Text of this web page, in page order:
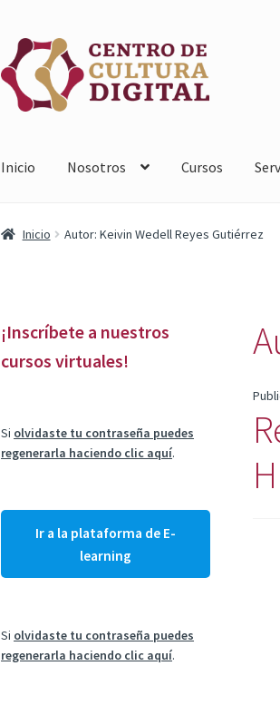
Saltar
a
navegación
al
contenido
Inicio Nosotros Cursos
Inicio Autor: Keivin Wedell Reyes Gutiérrez
¡Inscríbete a nuestros
cursos virtuales!
Si olvidaste tu contraseña puedes
regenerarla haciendo clic aquí.
Ir a la plataforma de E-
learning
Si olvidaste tu contraseña puedes
regenerarla haciendo clic aquí.